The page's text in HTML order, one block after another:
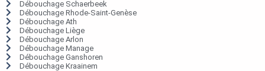
Débouchage Schaerbeek
Débouchage Rhode-Saint-Genèse
Débouchage Ath
Débouchage Liège
Débouchage Arlon
Débouchage Manage
Débouchage Ganshoren
Débouchage Kraainem